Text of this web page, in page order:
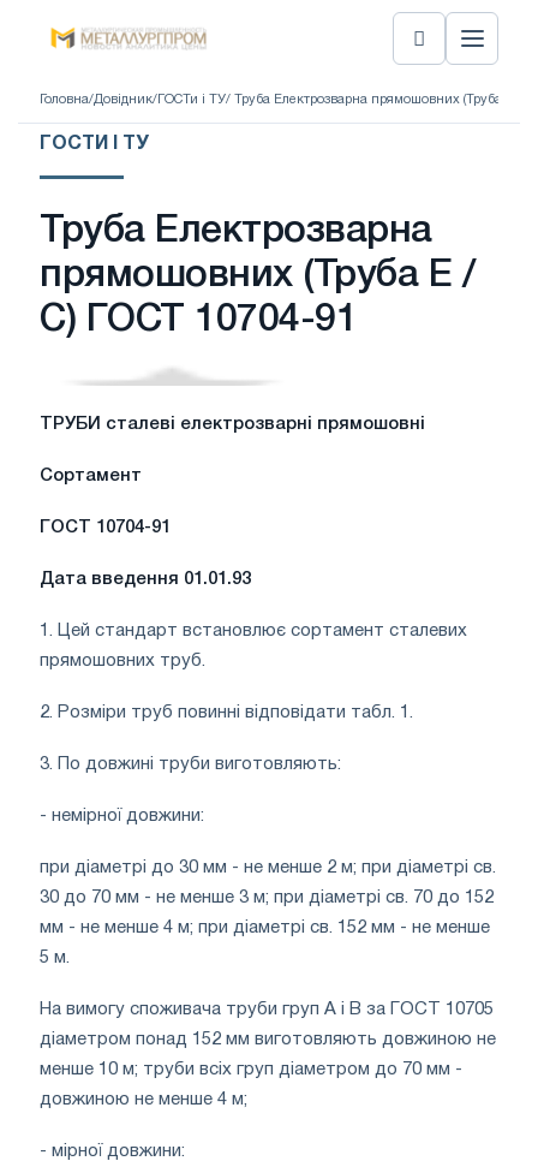
Головна/Довідник/ ГОСТи і ТУ/ Труба Електрозварна прямошовних (Труба Е /
ГОСТИ І ТУ
Труба Електрозварна
прямошовних (Труба Е /
С) ГОСТ 10704-91
ТРУБИ сталеві електрозварні прямошовні
Сортамент
ГОСТ 10704-91
Дата введення 01.01.93
1. Цей стандарт встановлює сортамент сталевих
прямошовних труб.
2. Розміри труб повинні відповідати табл. 1.
3. По довжині труби виготовляють:
- немірної довжини:
при діаметрі до 30 мм - не менше 2 м; при діаметрі св.
30 до 70 мм - не менше 3 м; при діаметрі св. 70 до 152
мм - не менше 4 м; при діаметрі св. 152 мм - не менше
5 м.
На вимогу споживача труби груп А і В за ГОСТ 10705
діаметром понад 152 мм виготовляють довжиною не
менше 10 м; труби всіх груп діаметром до 70 мм -
довжиною не менше 4 м;
- мірної довжини: